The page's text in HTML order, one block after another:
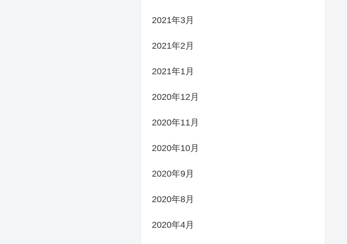
2021年3月
2021年2月
2021年1月
2020年12月
2020年11月
2020年10月
2020年9月
2020年8月
2020年4月